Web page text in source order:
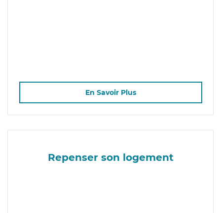
En Savoir Plus
Repenser son logement